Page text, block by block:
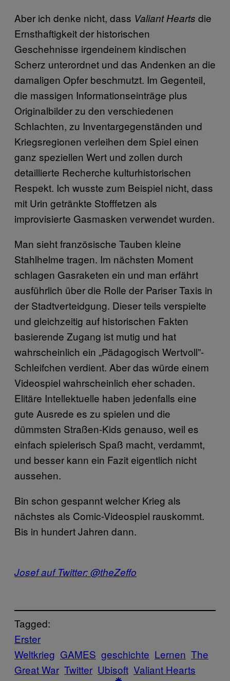
Aber ich denke nicht, dass Valiant Hearts die
Ernsthaftigkeit der historischen
Geschehnisse irgendeinem kindischen
Scherz unterordnet und das Andenken an die
damaligen Opfer beschmutzt. Im Gegenteil,
die massigen Informationseinträge plus
Originalbilder zu den verschiedenen
Schlachten, zu Inventargegenständen und
Kriegsregionen verleihen dem Spiel einen
ganz speziellen Wert und zollen durch
detaillierte Recherche kulturhistorischen
Respekt. Ich wusste zum Beispiel nicht, dass
mit Urin getränkte Stofffetzen als
improvisierte Gasmasken verwendet wurden.
Man sieht französische Tauben kleine
Stahlhelme tragen. Im nächsten Moment
schlagen Gasraketen ein und man erfährt
ausführlich über die Rolle der Pariser Taxis in
der Stadtverteidgung. Dieser teils verspielte
und gleichzeitig auf historischen Fakten
basierende Zugang ist mutig und hat
wahrscheinlich ein „Pädagogisch Wertvoll”-
Schleifchen verdient. Aber das würde einem
Videospiel wahrscheinlich eher schaden.
Elitäre Intellektuelle haben jedenfalls eine
gute Ausrede es zu spielen und die
dümmsten Straßen-Kids genauso, weil es
einfach spielerisch Spaß macht, verdammt,
und besser kann ein Fazit eigentlich nicht
aussehen.
Bin schon gespannt welcher Krieg als
nächstes als Comic-Videospiel rauskommt.
Bis in hundert Jahren dann.
Josef auf Twitter: @theZeffo
Tagged:
Erster
Weltkrieg GAMES geschichte Lernen The
Great War Twitter Ubisoft Valiant Hearts